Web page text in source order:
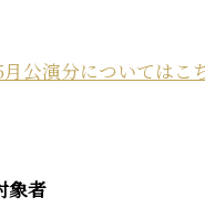
公演分についてはこ
象者